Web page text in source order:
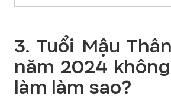
3. Tuổi Mậu
năm 2024
làm làm sao?